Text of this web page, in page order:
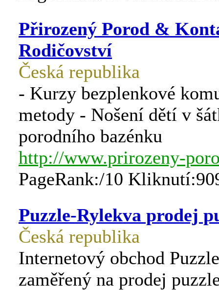
Přirozený Porod &
Rodičovství
Česká republika
- Kurzy bezplenkové
metody - Nošení dětí v
porodního bazénku
http://www.prirozeny-
PageRank:/10
Puzzle-Rylekva prodej
Česká republika
Internetový obchod
zaměřený na prodej